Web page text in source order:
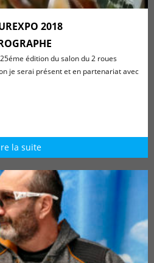
2018
édition du salon du 2 roues
je serai présent et en partenariat avec
la suite